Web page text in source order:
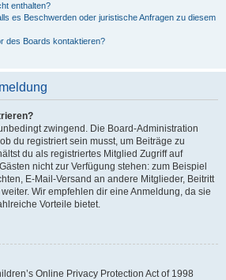
enthalten?
es Beschwerden oder juristische Anfragen zu diesem
des Boards kontaktieren?
zwingend. Die Board-Administration
du registriert sein musst, um Beiträge zu
du als registriertes Mitglied Zugriff auf
nicht zur Verfügung stehen: zum Beispiel
E-Mail-Versand an andere Mitglieder, Beitritt
Wir empfehlen dir eine Anmeldung, da sie
Vorteile bietet.
Online Privacy Protection Act of 1998